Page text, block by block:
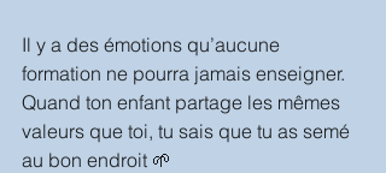
Il y a des émotions qu’aucune
formation ne pourra jamais enseigner.
Quand ton enfant partage les mêmes
valeurs que toi, tu sais que tu as semé
au bon endroit 🌱